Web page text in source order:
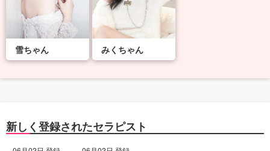
雪ちゃん みくちゃん
新しく登録されたセラピスト